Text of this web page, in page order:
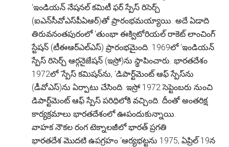
‘ఇండియన్ నేషనల్ కమిటీ ఫర్ స్పేస్ రిసెర్చ్
(ఐఎన్‌సీవోఎస్‌పీఏఆర్)తో ప్రారంభమయ్యాయి. అదే ఏడాది
తిరువనంతపురంలో ‘తుంభా ఈక్విటోరియల్ రాకెట్ లాంచింగ్
స్టేషన్ (టీఈఆర్ఎల్ఎస్) ప్రారంభమైంది. 1969లో ‘ఇండియన్
స్పేస్ రిసెర్చ్ ఆర్గనైజేషన్ (ఇస్రో)ను స్థాపించారు. భారతదేశం
1972లో ‘స్పేస్ కమిషన్‌ను, ‘డిపార్ట్‌మెంట్ ఆఫ్ స్పేస్‌ను
(డీవోఎస్)ను ఏర్పాటు చేసింది. ఇస్రో 1972 సెప్టెంబరు నుంచి
డిపార్ట్‌మెంట్ ఆఫ్ స్పేస్ పరిధిలోకి వచ్చింది. దీంతో అంతరిక్ష
కార్యక్రమాలు భారతదేశంలో ఊపందుకున్నాయి.
వాహక నౌకల రంగ టెక్నాలజీలో భారత్ ప్రగతి
భారతదేశ మొదటి ఉపగ్రహం ‘ఆర్యభట్టను 1975, ఏప్రిల్ 19న